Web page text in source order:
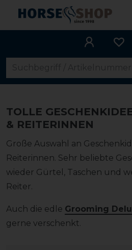
TOLLE
& REITERINNEN
Große Auswahl an
Reiterinnen. Sehr beliebte
wieder Gürtel, Taschen und
Reiter.
Auch die edle Grooming
gerne verschenkt.